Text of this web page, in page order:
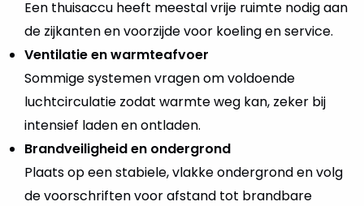
Een thuisaccu heeft meestal vrije ruimte nodig aan
de zijkanten en voorzijde voor koeling en service.
Ventilatie en warmteafvoer
Sommige systemen vragen om voldoende
luchtcirculatie zodat warmte weg kan, zeker bij
intensief laden en ontladen.
Brandveiligheid en ondergrond
Plaats op een stabiele, vlakke ondergrond en volg
de voorschriften voor afstand tot brandbare